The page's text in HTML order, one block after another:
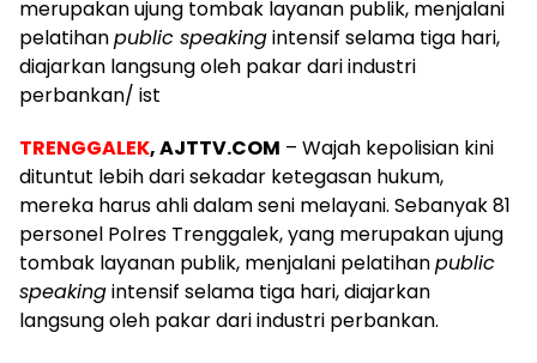
merupakan ujung tombak layanan publik, menjalani
pelatihanpublic speakingintensif selama tiga hari,
diajarkan langsung oleh pakar dari industri
perbankan/ ist
TRENGGALEK, AJTTV.COM – Wajah kepolisian kini
dituntut lebih dari sekadar ketegasan hukum,
mereka harus ahli dalam seni melayani. Sebanyak 81
personel Polres Trenggalek, yang merupakan ujung
tombak layanan publik, menjalani pelatihanpublic
speakingintensif selama tiga hari, diajarkan
langsung oleh pakar dari industri perbankan.